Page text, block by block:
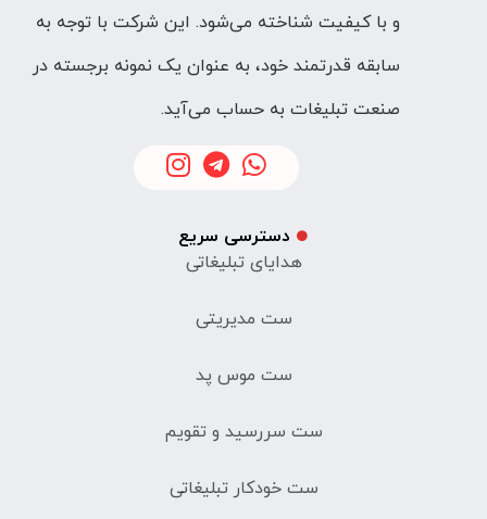
و با کیفیت شناخته می‌شود. این شرکت با توجه به
سابقه قدرتمند خود، به عنوان یک نمونه برجسته در
صنعت تبلیغات به حساب می‌آید.
دسترسی سریع
هدایای تبلیغاتی
ست مدیریتی
ست موس پد
ست سررسید و تقویم
ست خودکار تبلیغاتی